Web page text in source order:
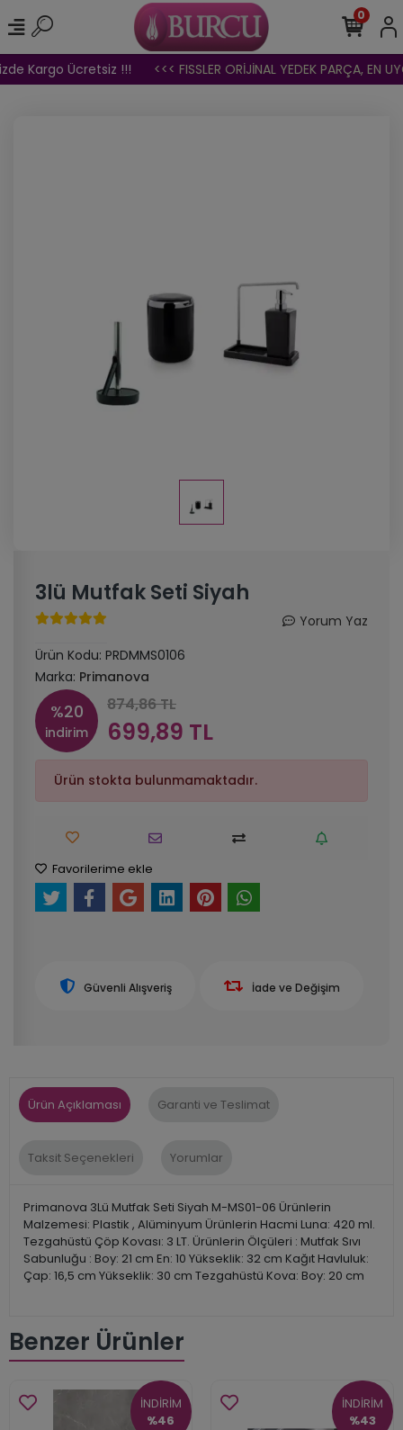
Kargo Ücretsiz !!! <<< FISSLER ORİJİNAL YEDEK PARÇA, EN
0
3lü Mutfak Seti Siyah
Yorum Yaz
Ürün Kodu: PRDMMS0106
Marka: Primanova
%20
indirim
874,86 TL
699,89 TL
Ürün stokta bulunmamaktadır.
Favorilerime ekle
Güvenli Alışveriş İade ve Değişim
Ürün Açıklaması Garanti ve Teslimat
Taksit Seçenekleri Yorumlar
Primanova 3Lü Mutfak Seti Siyah M-MS01-06 Ürünlerin
Malzemesi: Plastik , Alüminyum Ürünlerin Hacmi Luna: 420 ml.
Tezgahüstü Çöp Kovası: 3 LT. Ürünlerin Ölçüleri : Mutfak Sıvı
Sabunluğu : Boy: 21 cm En: 10 Yükseklik: 32 cm Kağıt Havluluk:
Çap: 16,5 cm Yükseklik: 30 cm Tezgahüstü Kova: Boy: 20 cm
Benzer Ürünler
İNDİRİM
%46
İNDİRİM
%43